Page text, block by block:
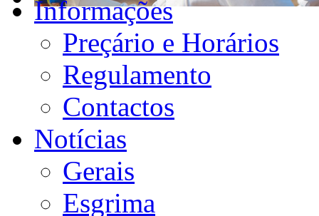
Informações
Preçário e Horários
Regulamento
Contactos
Notícias
Gerais
Esgrima